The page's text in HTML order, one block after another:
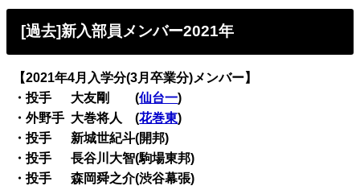
[過去]新入部員メンバー2021年
【2021年4月入学分(3月卒業分)メンバー】
・投手 大友剛 (仙台一)
・外野手 大巻将人 (花巻東)
・投手 新城世紀斗(開邦)
・投手 長谷川大智(駒場東邦)
・投手 森岡舜之介(渋谷幕張)